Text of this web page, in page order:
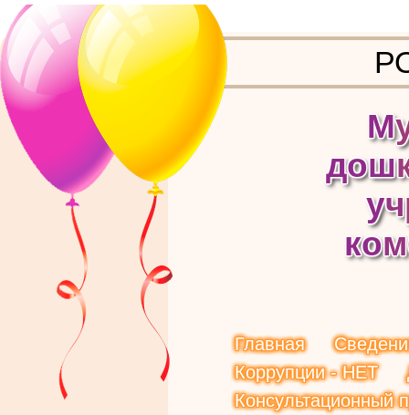
М
дош
уч
ком
Главная
Коррупции - НЕТ
Консультационный